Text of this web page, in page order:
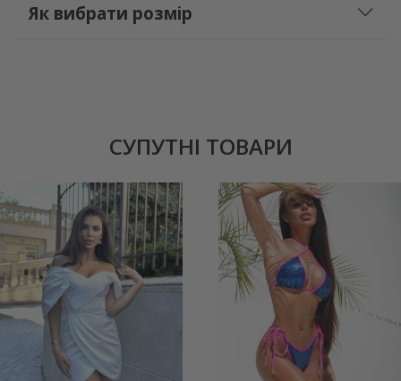
Як вибрати розмір
СУПУТНІ ТОВАРИ